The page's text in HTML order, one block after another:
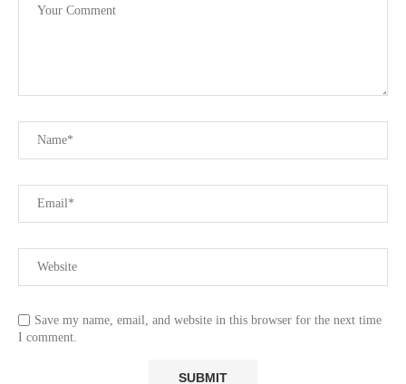
Save my name, email, and website in this browser for the next time
I comment.